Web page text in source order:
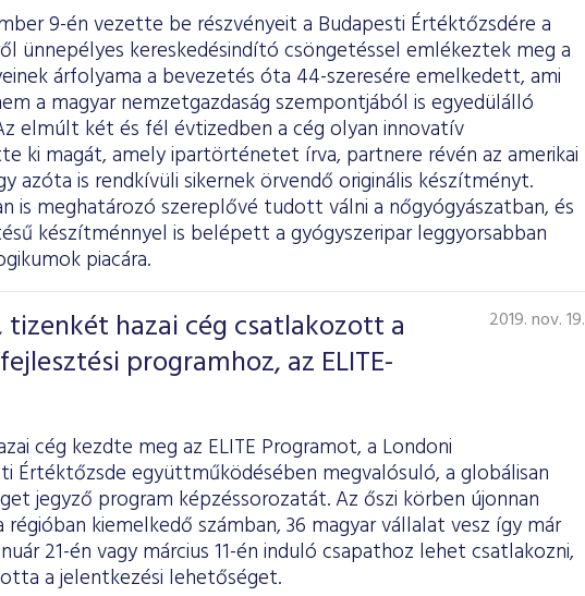
9-én vezette be részvényeit a Budapesti Értéktőzsdére a
ünnepélyes kereskedésindító csöngetéssel emlékeztek meg a
árfolyama a bevezetés óta 44-szeresére emelkedett, ami
a magyar nemzetgazdaság szempontjából is egyedülálló
elmúlt két és fél évtizedben a cég olyan innovatív
ki magát, amely ipartörténetet írva, partnere révén az amerikai
azóta is rendkívüli sikernek örvendő originális készítményt.
is meghatározó szereplővé tudott válni a nőgyógyászatban, és
készítménnyel is belépett a gyógyszeripar leggyorsabban
piacára.
hazai cég csatlakozott a
programhoz, az ELITE-
2019. nov. 19.
cég kezdte meg az ELITE Programot, a Londoni
Értéktőzsde együttműködésében megvalósuló, a globálisan
jegyző program képzéssorozatát. Az őszi körben újonnan
kiemelkedő számban, 36 magyar vállalat vesz így már
21-én vagy március 11-én induló csapathoz lehet csatlakozni,
a jelentkezési lehetőséget.